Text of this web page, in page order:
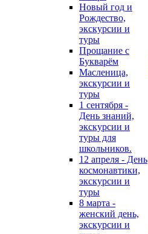
Новый год и
Рождество,
экскурсии и
туры
Прощание с
Букварём
Масленица,
экскурсии и
туры
1 сентября -
День знаний,
экскурсии и
туры для
школьников.
12 апреля - День
космонавтики,
экскурсии и
туры
8 марта -
женский день,
экскурсии и